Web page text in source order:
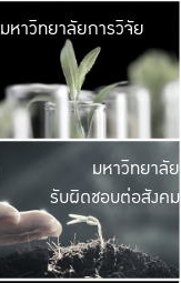
มหาวิ
มีพื้นที่เขียวสดใส
เป็นป่าในเมือง เกษต
มหาวิทยาลัยการวิจัย
มหาวิ
ค
เปิดประ
และพบเรื่องราวใ
มหาวิทยาลัย
รับผิดชอบต่อสังคม